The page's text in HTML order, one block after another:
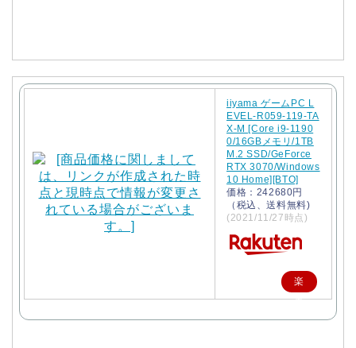
iiyama ゲームPC L
EVEL-R059-119-TA
X-M [Core i9-1190
0/16GBメモリ/1TB
M.2 SSD/GeForce
RTX 3070/Windows
10 Home][BTO]
価格：242680円
（税込、送料無料)
(2021/11/27時点)
楽
天